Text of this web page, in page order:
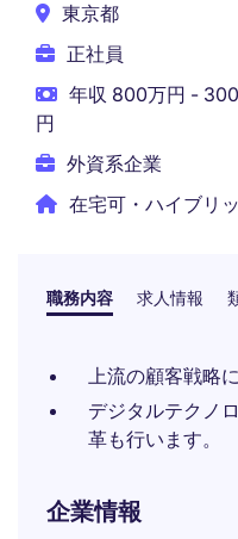
東京都
正社員
年収 800万円 -
円
外資系企業
在宅可・ハイブリ
職務内容 求人情報
上流の顧客戦略
デジタルテクノ
革も行います。
企業情報